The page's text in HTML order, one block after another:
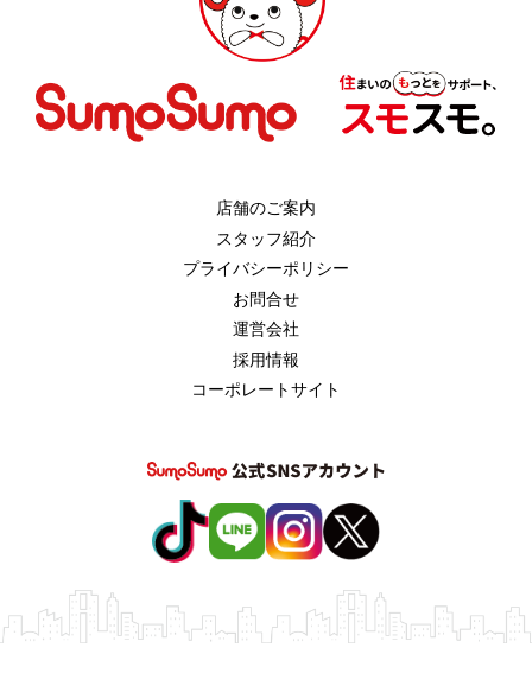
店舗のご案内
スタッフ紹介
プライバシーポリシー
お問合せ
運営会社
採用情報
コーポレートサイト